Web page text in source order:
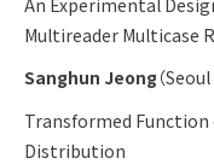
Multireader Multicase
Sanghun Jeong （
Transformed Function
Distribution